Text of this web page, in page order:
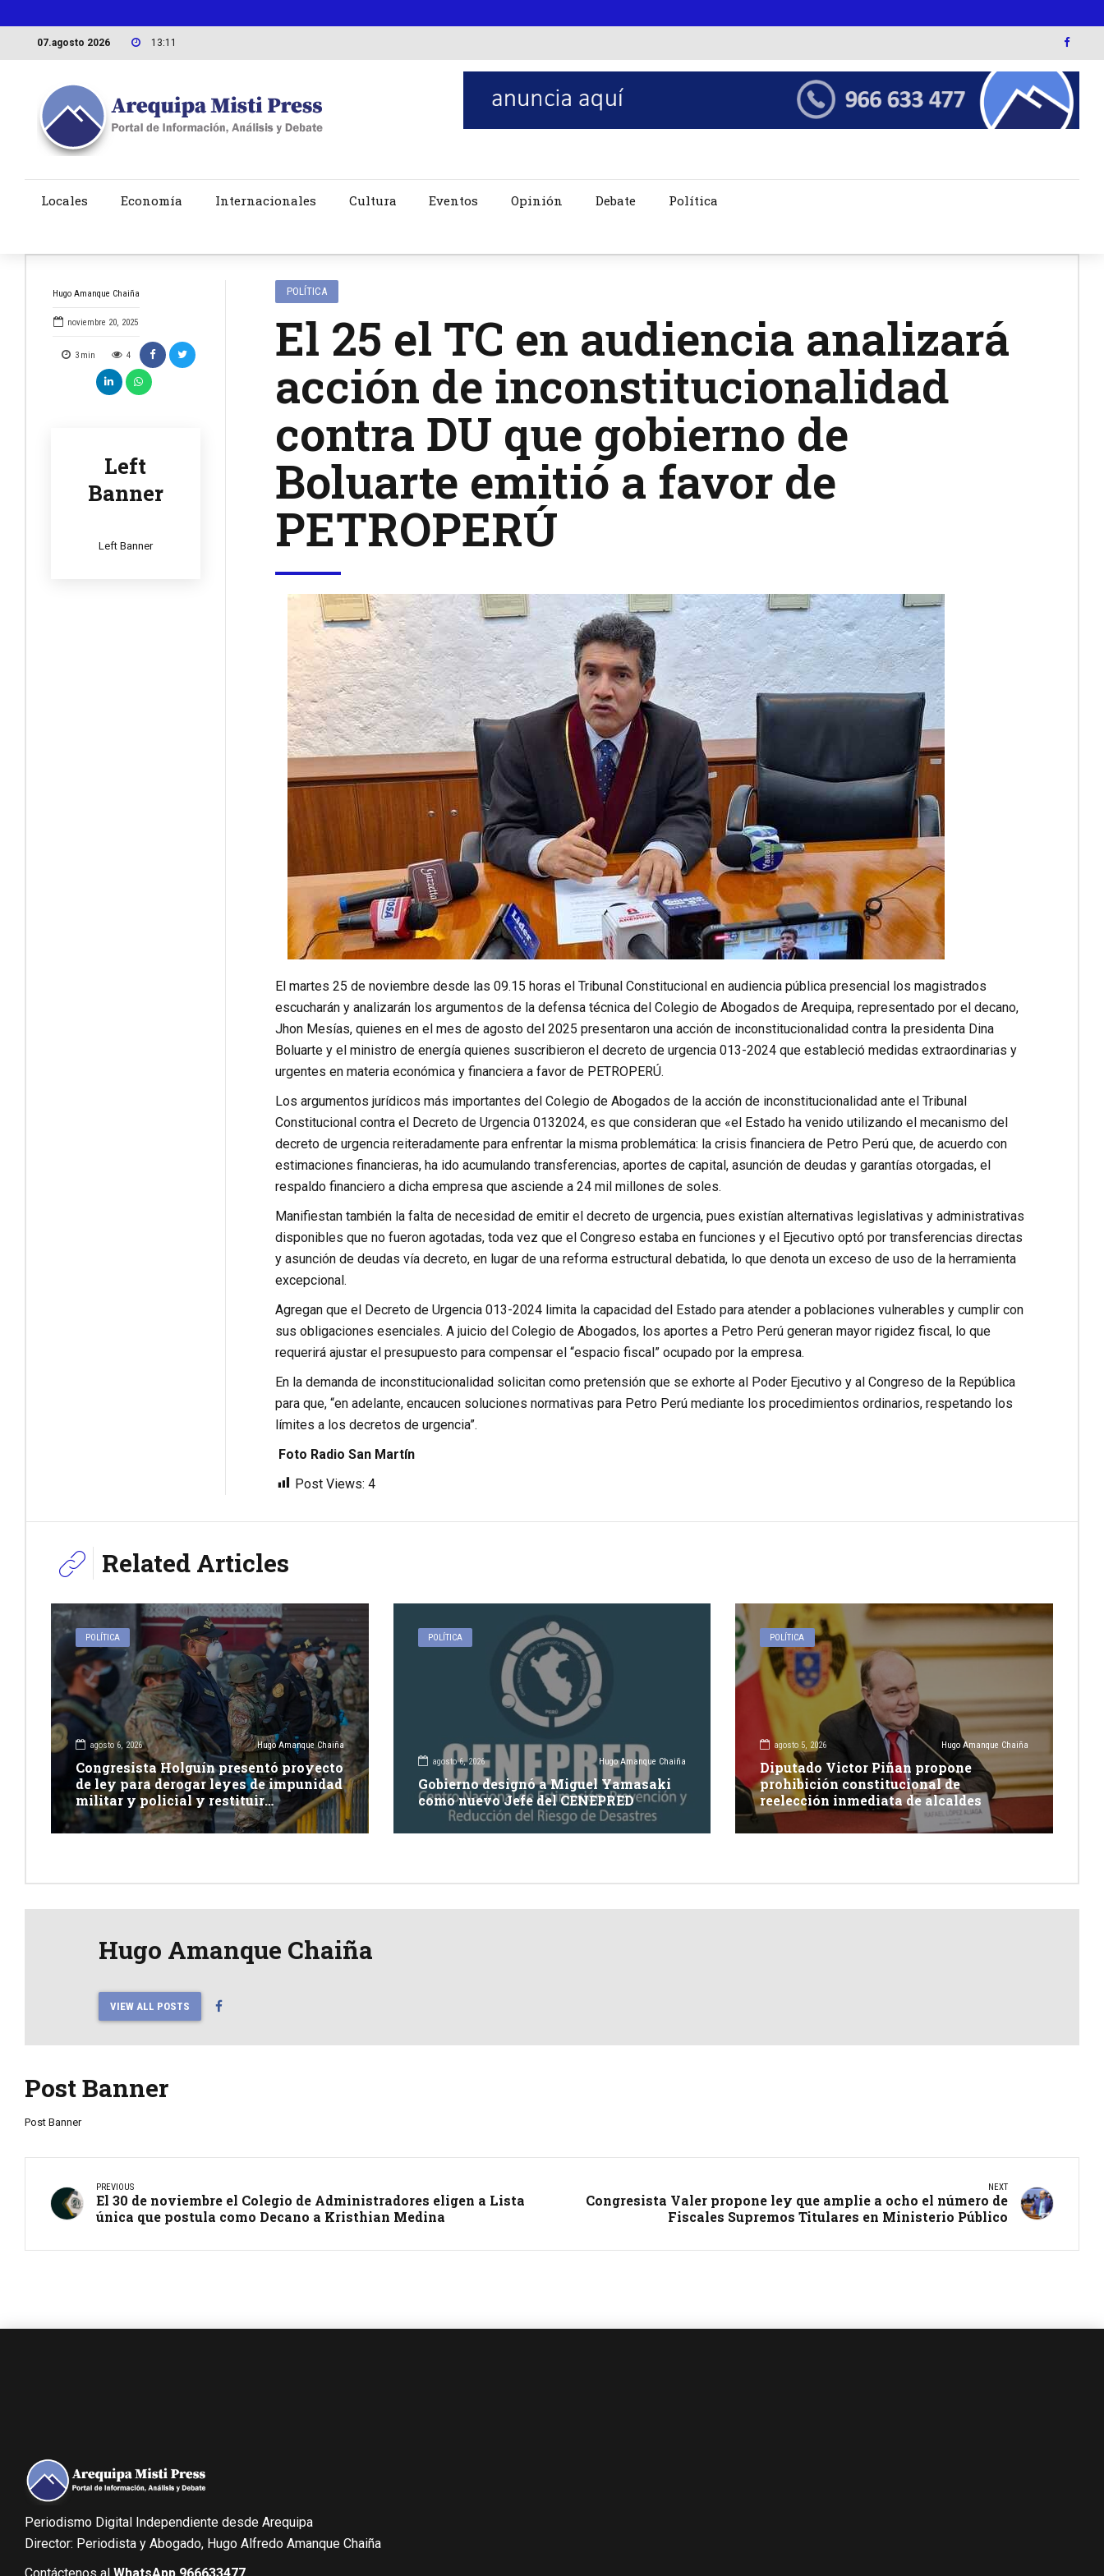
07.agosto 2026 13:11
Locales Economía Internacionales Cultura Eventos Opinión Debate Política
Hugo Amanque Chaiña
noviembre 20, 2025
3 min 4
Left
Banner
Left Banner
POLÍTICA
El 25 el TC en audiencia analizará
acción de inconstitucionalidad
contra DU que gobierno de
Boluarte emitió a favor de
PETROPERÚ
El martes 25 de noviembre desde las 09.15 horas el Tribunal Constitucional en audiencia pública presencial los magistrados
escucharán y analizarán los argumentos de la defensa técnica del Colegio de Abogados de Arequipa, representado por el decano,
Jhon Mesías, quienes en el mes de agosto del 2025 presentaron una acción de inconstitucionalidad contra la presidenta Dina
Boluarte y el ministro de energía quienes suscribieron el decreto de urgencia 013-2024 que estableció medidas extraordinarias y
urgentes en materia económica y financiera a favor de PETROPERÚ.
Los argumentos jurídicos más importantes del Colegio de Abogados de la acción de inconstitucionalidad ante el Tribunal
Constitucional contra el Decreto de Urgencia 0132024, es que consideran que «el Estado ha venido utilizando el mecanismo del
decreto de urgencia reiteradamente para enfrentar la misma problemática: la crisis financiera de Petro Perú que, de acuerdo con
estimaciones financieras, ha ido acumulando transferencias, aportes de capital, asunción de deudas y garantías otorgadas, el
respaldo financiero a dicha empresa que asciende a 24 mil millones de soles.
Manifiestan también la falta de necesidad de emitir el decreto de urgencia, pues existían alternativas legislativas y administrativas
disponibles que no fueron agotadas, toda vez que el Congreso estaba en funciones y el Ejecutivo optó por transferencias directas
y asunción de deudas vía decreto, en lugar de una reforma estructural debatida, lo que denota un exceso de uso de la herramienta
excepcional.
Agregan que el Decreto de Urgencia 013-2024 limita la capacidad del Estado para atender a poblaciones vulnerables y cumplir con
sus obligaciones esenciales. A juicio del Colegio de Abogados, los aportes a Petro Perú generan mayor rigidez fiscal, lo que
requerirá ajustar el presupuesto para compensar el “espacio fiscal” ocupado por la empresa.
En la demanda de inconstitucionalidad solicitan como pretensión que se exhorte al Poder Ejecutivo y al Congreso de la República
para que, “en adelante, encaucen soluciones normativas para Petro Perú mediante los procedimientos ordinarios, respetando los
límites a los decretos de urgencia”.
Foto Radio San Martín
Post Views: 4
Related Articles
POLÍTICA
agosto 6, 2026 Hugo Amanque Chaiña
Congresista Holguín presentó proyecto
de ley para derogar leyes de impunidad
militar y policial y restituir
competencia de justicia ordinaria
POLÍTICA
agosto 6, 2026 Hugo Amanque Chaiña
Gobierno designó a Miguel Yamasaki
como nuevo Jefe del CENEPRED
POLÍTICA
agosto 5, 2026 Hugo Amanque Chaiña
Diputado Victor Piñan propone
prohibición constitucional de
reelección inmediata de alcaldes
Hugo Amanque Chaiña
VIEW ALL POSTS
Post Banner
Post Banner
PREVIOUS
El 30 de noviembre el Colegio de Administradores eligen a Lista
única que postula como Decano a Kristhian Medina
NEXT
Congresista Valer propone ley que amplie a ocho el número de
Fiscales Supremos Titulares en Ministerio Público
Periodismo Digital Independiente desde Arequipa
Director: Periodista y Abogado, Hugo Alfredo Amanque Chaiña
Contáctenos al WhatsApp 966633477